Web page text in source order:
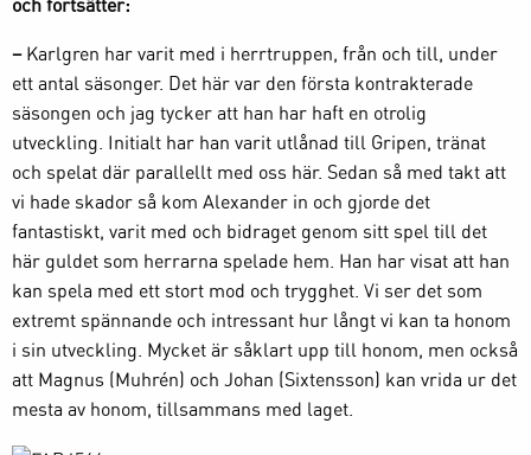
och fortsätter:
– Karlgren har varit med i herrtruppen, från och till, under
ett antal säsonger. Det här var den första kontrakterade
säsongen och jag tycker att han har haft en otrolig
utveckling. Initialt har han varit utlånad till Gripen, tränat
och spelat där parallellt med oss här. Sedan så med takt att
vi hade skador så kom Alexander in och gjorde det
fantastiskt, varit med och bidraget genom sitt spel till det
här guldet som herrarna spelade hem. Han har visat att han
kan spela med ett stort mod och trygghet. Vi ser det som
extremt spännande och intressant hur långt vi kan ta honom
i sin utveckling. Mycket är såklart upp till honom, men också
att Magnus (Muhrén) och Johan (Sixtensson) kan vrida ur det
mesta av honom, tillsammans med laget.